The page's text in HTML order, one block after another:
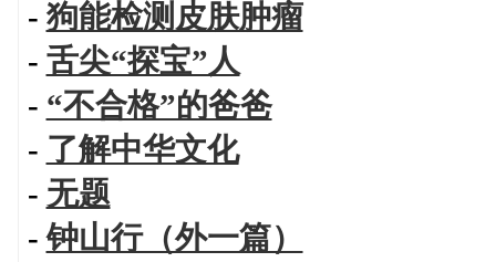
- 狗能检测皮肤肿瘤
- 舌尖“探宝”人
- “不合格”的爸爸
- 了解中华文化
- 无题
-钟山行（外一篇）